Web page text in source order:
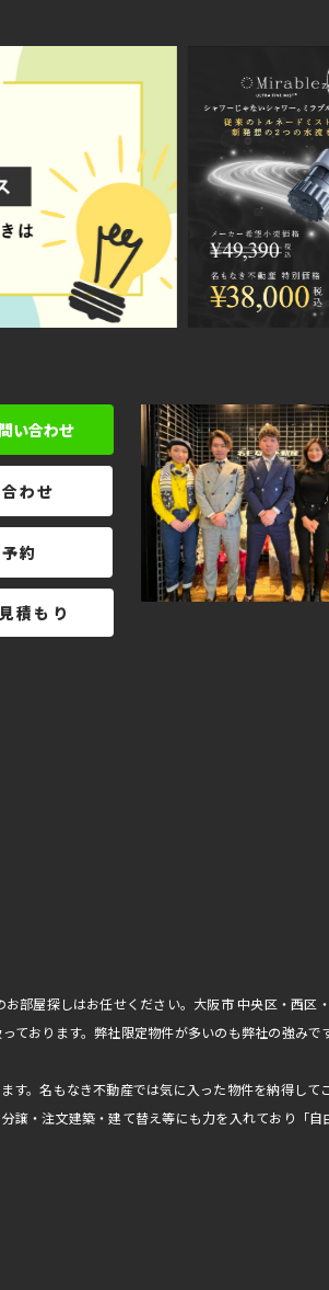
い合わせ
わせ
約
積もり
屋探しはお任せください。大阪市 中央区・西区
おります。弊社限定物件が多いのも弊社の強み
。名もなき不動産では気に入った物件を納得し
・注文建築・建て替え等にも力を入れており「